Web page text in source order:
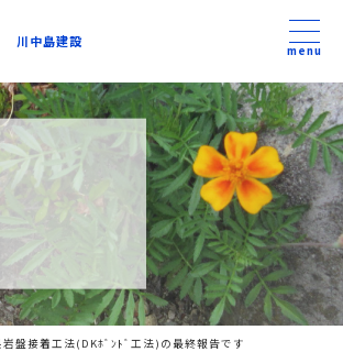
川中島建設
川中島建設 menu
岩盤接着工法(DKﾎﾞﾝﾄﾞ工法)の最終報告です